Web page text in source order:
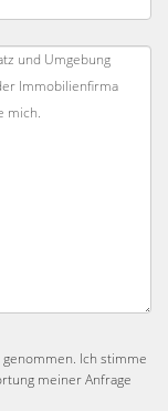
Ich stimme
meiner Anfrage